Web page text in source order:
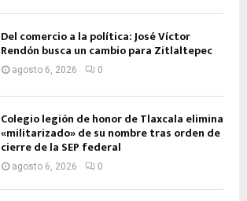
Del comercio a la política: José Víctor
Rendón busca un cambio para Zitlaltepec
agosto 6, 2026 0
Colegio legión de honor de Tlaxcala elimina
«militarizado» de su nombre tras orden de
cierre de la SEP federal
agosto 6, 2026 0